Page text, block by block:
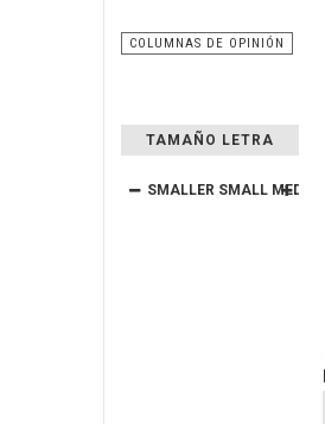
COLUMNAS DE OPINIÓN
TAMAÑO LETRA
SMALLER SMALL MEDIUM